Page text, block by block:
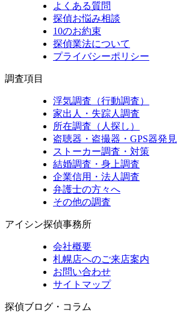
よくある質問
探偵お悩み相談
10のお約束
探偵業法について
プライバシーポリシー
調査項目
浮気調査（行動調査）
家出人・失踪人調査
所在調査（人探し）
盗聴器・盗撮器・GPS器発見
ストーカー調査・対策
結婚調査・身上調査
企業信用・法人調査
弁護士の方々へ
その他の調査
アイシン探偵事務所
会社概要
札幌店へのご来店案内
お問い合わせ
サイトマップ
探偵ブログ・コラム